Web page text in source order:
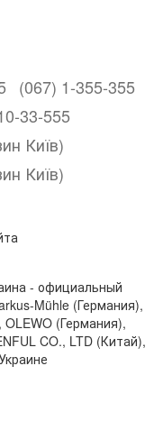
(067) 1-355-355
33-555
Київ)
Київ)
- официальный
Mühle (Германия),
(Германия),
CO., LTD (Китай),